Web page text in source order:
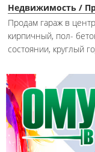
Недвижимость /
Продам гараж в
кирпичный, пол-
состоянии, круглый